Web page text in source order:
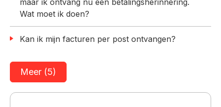
maar ik ontvang nu een betalingsherinnering.
Wat moet ik doen?
Kan ik mijn facturen per post ontvangen?
Meer (5)